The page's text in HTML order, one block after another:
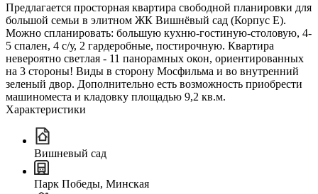
Предлагается просторная квартира свободной планировки для
большой семьи в элитном ЖК Вишнёвый сад (Корпус Е).
Можно спланировать: большую кухню-гостиную-столовую, 4-
5 спален, 4 с/у, 2 гардеробные, постирочную. Квартира
невероятно светлая - 11 панорамных окон, ориентированных
на 3 стороны! Виды в сторону Мосфильма и во внутренний
зеленый двор. Дополнительно есть возможность приобрести
машиноместа и кладовку площадью 9,2 кв.м.
Характеристики
Вишневый сад
Парк Победы, Минская